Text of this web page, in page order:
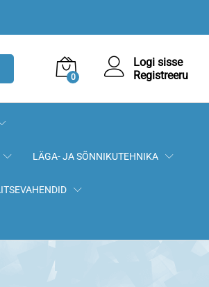
0
Logi sisse
Registreeru
LÄGA- JA SÕNNIKUTEHNIKA